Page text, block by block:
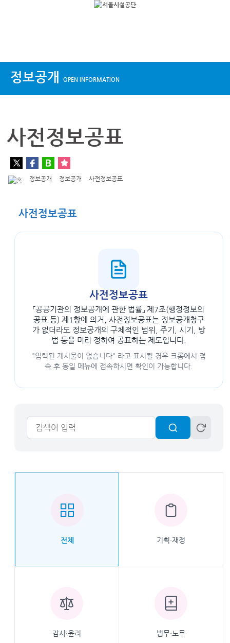
정보공개 OPEN INFORMATION
사전정보공표
정보공개 정보공개 사전정보공표
사전정보공표
사전정보공표
「공공기관의 정보공개에 관한 법률」 제7조(행정정보의
공표 등) 제1항에 의거, 사전정보공표는 정보공개청구
가 없더라도 정보공개의 구체적인 범위, 주기, 시기, 방
법 등을 미리 정하여 공표하는 제도입니다.
"입력된 게시물이 없습니다" 라고 표시될 경우 크롬에서 접
속 후 동일 메뉴에 접속하시면 확인이 가능합니다.
전체 기획·재정
감사·윤리 법무·노무